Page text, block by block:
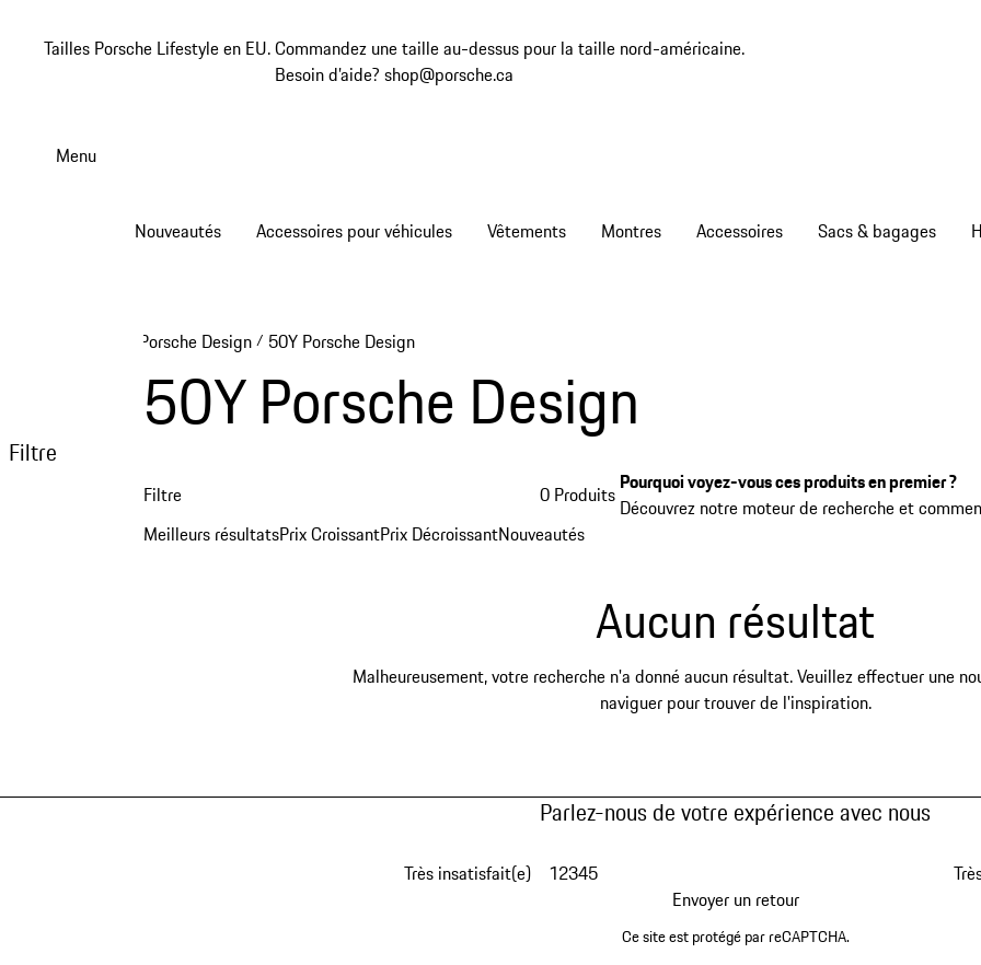
Tailles Porsche Lifestyle en EU. Commandez une taille au-dessus pour la taille nord-américaine.
Besoin d’aide? shop@porsche.ca
Menu
Nouveautés Accessoires pour véhicules Vêtements Montres Accessoires Sacs & bagages
Porsche Design / 50Y Porsche Design
50Y Porsche Design
Filtre
Filtre
Meilleurs résultatsPrix CroissantPrix DécroissantNouveautés
0 Produits Pourquoi voyez-vous ces produits en premier ?
Découvrez notre moteur de recherche et
Aucun résultat
Malheureusement, votre recherche n'a donné aucun résultat. Veuillez effectuer une
naviguer pour trouver de l'inspiration.
Parlez-nous de votre expérience avec nous
Très insatisfait(e) 12345
Envoyer un retour
Ce site est protégé par reCAPTCHA.